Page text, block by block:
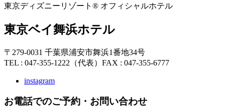
東京ディズニーリゾート® オフィシャルホテル
東京ベイ舞浜ホテル
〒279-0031 千葉県浦安市舞浜1番地34号
TEL : 047-355-1222（代表） FAX : 047-355-6777
instagram
お電話でのご予約・お問い合わせ